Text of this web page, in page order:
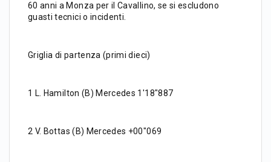
60 anni a Monza per il Cavallino, se si escludono
guasti tecnici o incidenti.
Griglia di partenza (primi dieci)
1 L. Hamilton (B) Mercedes 1'18"887
2 V. Bottas (B) Mercedes +00"069